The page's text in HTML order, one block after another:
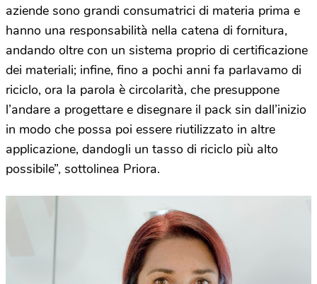
aziende sono grandi consumatrici di materia prima e
hanno una responsabilità nella catena di fornitura,
andando oltre con un sistema proprio di certificazione
dei materiali; infine, fino a pochi anni fa parlavamo di
riciclo, ora la parola è circolarità, che presuppone
l’andare a progettare e disegnare il pack sin dall’inizio
in modo che possa poi essere riutilizzato in altre
applicazione, dandogli un tasso di riciclo più alto
possibile”, sottolinea Priora.